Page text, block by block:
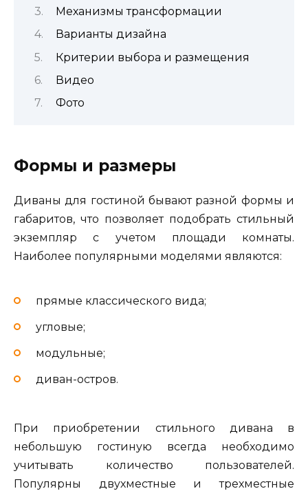
Механизмы трансформации
Варианты дизайна
Критерии выбора и размещения
Видео
Фото
Формы и размеры
Диваны для гостиной бывают разной формы и
габаритов, что позволяет подобрать стильный
экземпляр с учетом площади комнаты.
Наиболее популярными моделями являются:
прямые классического вида;
угловые;
модульные;
диван-остров.
При приобретении стильного дивана в
небольшую гостиную всегда необходимо
учитывать количество пользователей.
Популярны двухместные и трехместные